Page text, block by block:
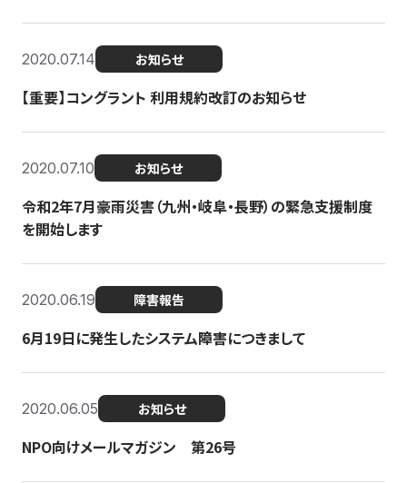
2020.07.14 お知らせ
【重要】コングラント 利用規約改訂のお知らせ
2020.07.10 お知らせ
令和2年7月豪雨災害（九州・岐阜・長野）の緊急支援制度
を開始します
2020.06.19 障害報告
6月19日に発生したシステム障害につきまして
2020.06.05 お知らせ
NPO向けメールマガジン 第26号